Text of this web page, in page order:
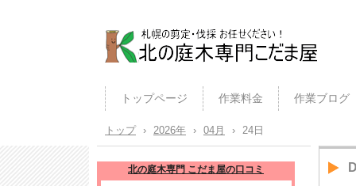
植木屋）
トップページ 作業料金 作業ブログ
トップ › 2026年 › 04月 › 24日
北の庭木専門 こだま屋の口コミ